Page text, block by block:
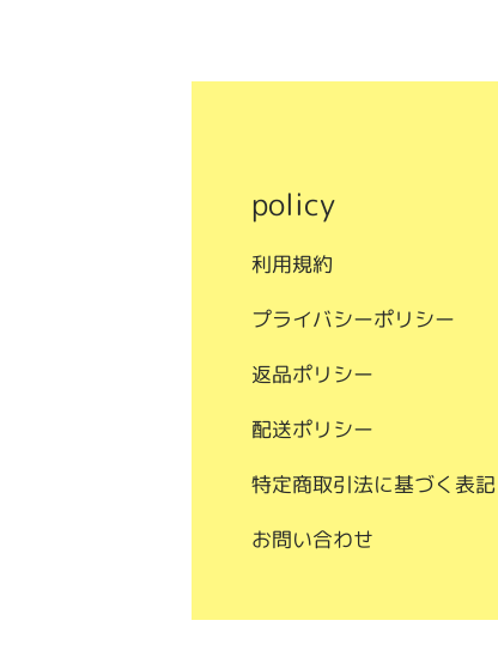
policy
利用規約
プライバシーポリシー
返品ポリシー
配送ポリシー
特定商取引法に基づく表記
お問い合わせ